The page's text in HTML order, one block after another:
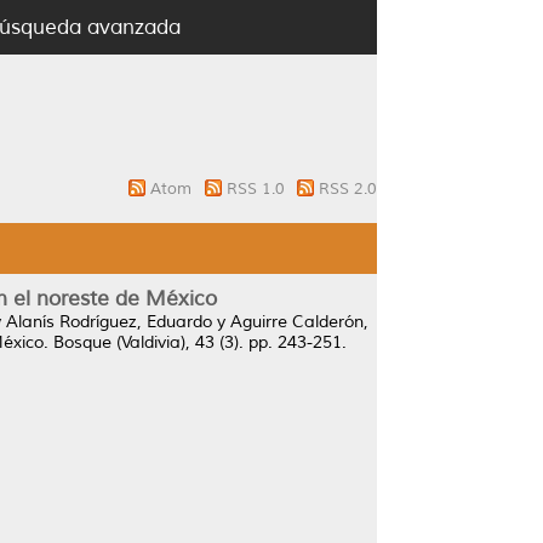
avanzada
Atom RSS 1.0 RSS 2.0
el noreste de México
Alanís Rodríguez, Eduardo y Aguirre Calderón,
Bosque (Valdivia), 43 (3). pp. 243-251.